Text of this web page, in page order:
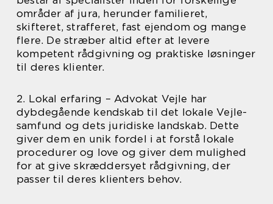
områder af jura, herunder familieret,
skifteret, strafferet, fast ejendom og mange
flere. De stræber altid efter at levere
kompetent rådgivning og praktiske løsninger
til deres klienter.
2. Lokal erfaring – Advokat Vejle har
dybdegående kendskab til det lokale Vejle-
samfund og dets juridiske landskab. Dette
giver dem en unik fordel i at forstå lokale
procedurer og love og giver dem mulighed
for at give skræddersyet rådgivning, der
passer til deres klienters behov.